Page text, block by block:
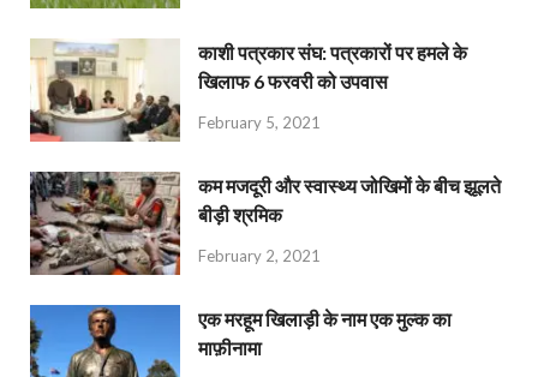
काशी पत्रकार संघ: पत्रकारों पर हमले के
खिलाफ 6 फरवरी को उपवास
February 5, 2021
कम मजदूरी और स्वास्थ्य जोखिमों के बीच झूलते
बीड़ी श्रमिक
February 2, 2021
एक मरहूम खिलाड़ी के नाम एक मुल्क का
माफ़ीनामा